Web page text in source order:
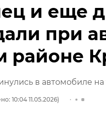
и еще
при
районе
в автомобиле
10:04 11.05.2026)